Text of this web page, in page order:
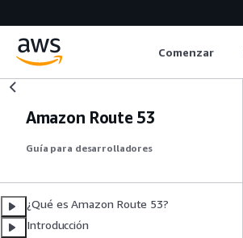
Comenzar
Amazon Route 53
Guía para desarrolladores
¿Qué es Amazon Route 53?
Introducción